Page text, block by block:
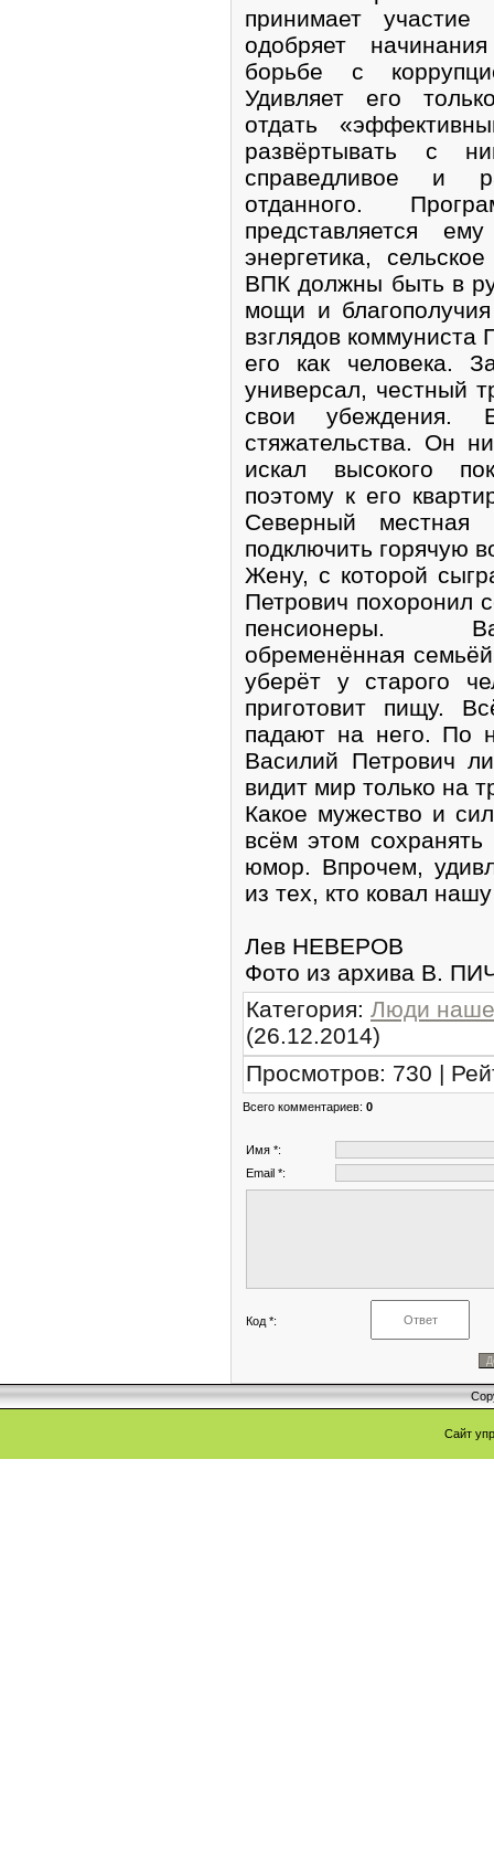
принимает
одобряет
борьбе с
Удивляет его
отдать
развёртывать с
справедливое и
отданного.
представляется
энергетика,
ВПК должны быть в
мощи и
взглядов коммуниста
его как человека.
универсал, честный
свои убеждения.
стяжательства. Он
искал высокого
поэтому к его
Северный местная
подключить горячую
Жену, с которой
Петрович похоронил
пенсионеры.
обременённая
уберёт у старого
приготовит пищу.
падают на него. По
Василий Петрович
видит мир только на
Какое мужество и
всём этом
юмор. Впрочем,
из тех, кто ковал
Лев НЕВЕРОВ
Фото из архива В.
Категория: Люди
(26.12.2014)
Просмотров: 730 |
Всего комментариев: 0
Имя *:
Email *:
Код *:
Сайт